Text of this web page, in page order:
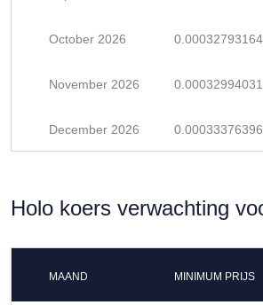
October 2026
November 2026
December 2026
Holo koers verwachting
MAAND MINIMUM PRIJS